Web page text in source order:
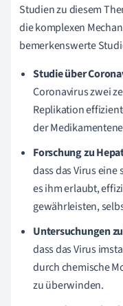
Studien zu diesem
die komplexen
bemerkenswerte
Studie über
Coronavirus zwei
Replikation
der
Forschung zu
dass das Virus
es ihm erlaubt,
gewährleisten,
Untersuchungen
dass das Virus
durch chemische
zu überwinden.